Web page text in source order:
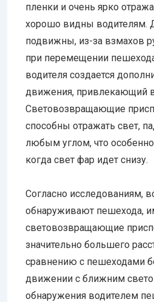
пленки и очень ярко
хорошо видны водителям.
подвижны, из-за взмахов
при перемещении
водителя создается
движения, привлекающий
Световозвращающие
способны отражать свет,
любым углом, что
когда свет фар идет снизу.
Согласно исследованиям,
обнаруживают пешехода,
световозвращающие
значительно большего
сравнению с пешеходами
движении с ближним
обнаружения водителем